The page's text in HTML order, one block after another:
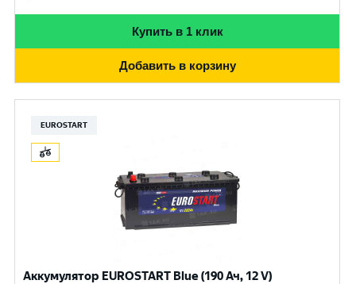
Купить в 1 клик
Добавить в корзину
EUROSTART
Аккумулятор EUROSTART Blue (190 Ач, 12 V)